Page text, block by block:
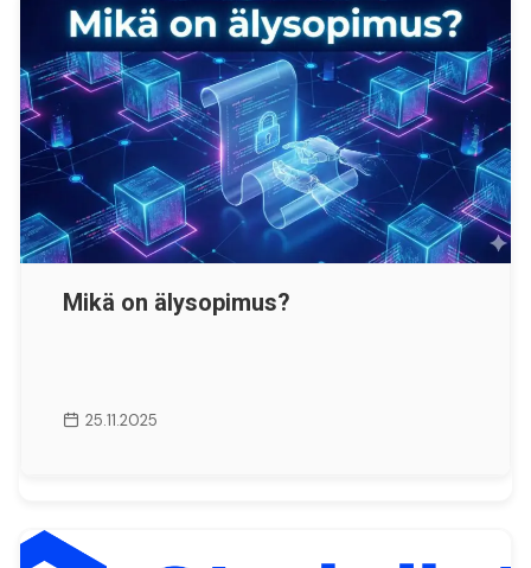
Mikä on älysopimus?
25.11.2025